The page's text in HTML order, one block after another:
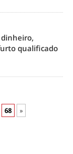
dinheiro,
qualificado
68 »